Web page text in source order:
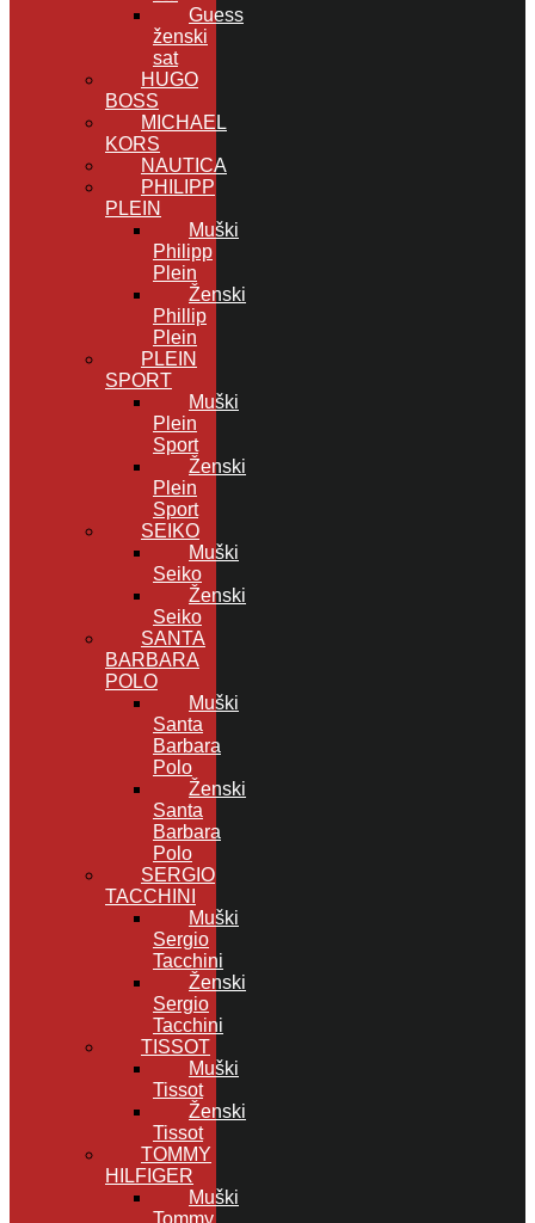
Guess
ženski
sat
HUGO
BOSS
MICHAEL
KORS
NAUTICA
PHILIPP
PLEIN
Muški
Philipp
Plein
Ženski
Phillip
Plein
PLEIN
SPORT
Muški
Plein
Sport
Ženski
Plein
Sport
SEIKO
Muški
Seiko
Ženski
Seiko
SANTA
BARBARA
POLO
Muški
Santa
Barbara
Polo
Ženski
Santa
Barbara
Polo
SERGIO
TACCHINI
Muški
Sergio
Tacchini
Ženski
Sergio
Tacchini
TISSOT
Muški
Tissot
Ženski
Tissot
TOMMY
HILFIGER
Muški
Tommy